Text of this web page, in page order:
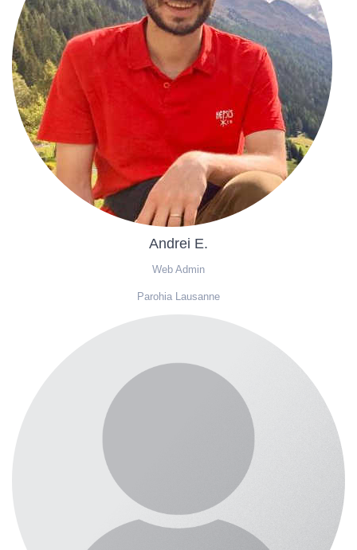
Andrei E.
Web Admin
Parohia Lausanne